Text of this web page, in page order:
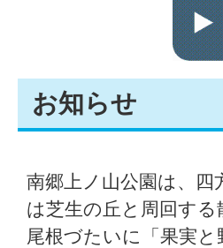
お知らせ
南郷上ノ山公園は、
は芝生の丘と周回す
尾根づたいに「果実